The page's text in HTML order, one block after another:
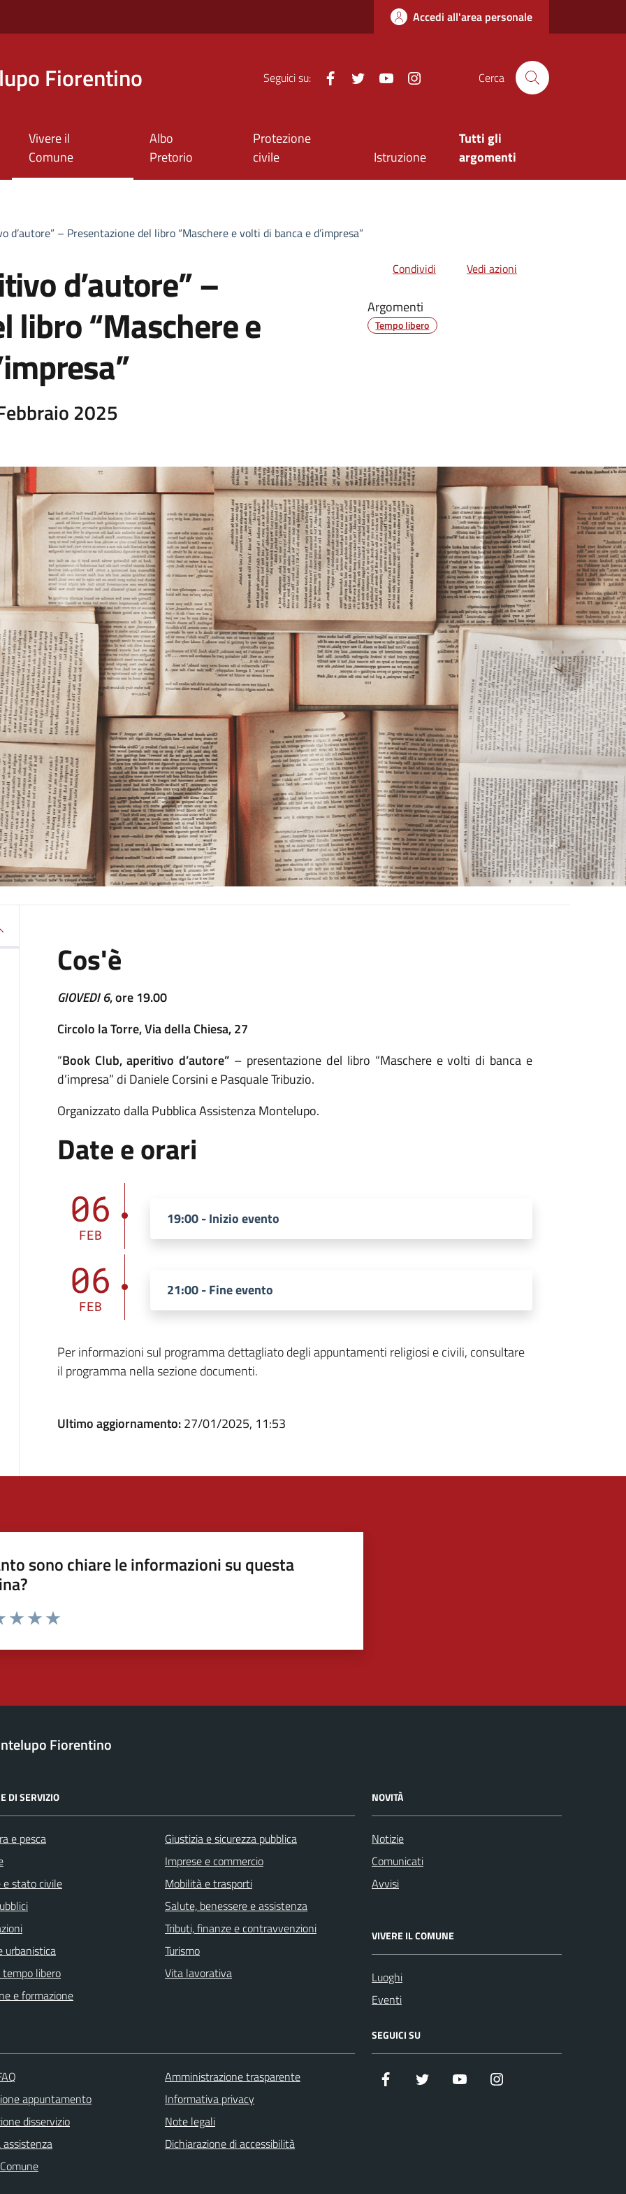
Accedi all'area personale
Fiorentino Seguici su: FacebookTwitter Youtube Cerca
Vivere il
Comune
Albo
Pretorio
Protezione
civile
Istruzione
Tutti gli
argomenti
d’autore” – Presentazione del libro “Maschere e volti di banca e d’impresa”
d’autore” –
libro “Maschere e
2025
Condividi Vedi azioni
Argomenti
Tempo libero
Cos'è
GIOVEDI 6, ore 19.00
Circolo la Torre, Via della Chiesa, 27
“Book Club, aperitivo d’autore” – presentazione del libro “Maschere e volti di banca e
d’impresa” di Daniele Corsini e Pasquale Tribuzio.
Organizzato dalla Pubblica Assistenza Montelupo.
Date e orari
06
FEB
19:00 - Inizio evento
06
FEB
21:00 - Fine evento
Per informazioni sul programma dettagliato degli appuntamenti religiosi e civili, consultare
il programma nella sezione documenti.
Ultimo aggiornamento:27/01/2025, 11:53
sono chiare le informazioni su questa
Fiorentino
DI SERVIZIO
e pesca
e stato civile
urbanistica
libero
e formazione
Giustizia e sicurezza pubblica
Imprese e commercio
Mobilità e trasporti
Salute, benessere e assistenza
Tributi, finanze e contravvenzioni
Turismo
Vita lavorativa
NOVITÀ
Notizie
Comunicati
Avvisi
VIVERE IL COMUNE
Luoghi
Eventi
appuntamento
disservizio
Amministrazione trasparente
Informativa privacy
Note legali
Dichiarazione di accessibilità
SEGUICI SU
Facebook Twitter Youtube